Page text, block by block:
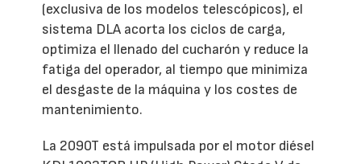
(exclusiva de los modelos telescópicos), el
sistema DLA acorta los ciclos de carga,
optimiza el llenado del cucharón y reduce la
fatiga del operador, al tiempo que minimiza
el desgaste de la máquina y los costes de
mantenimiento.
La 2090T está impulsada por el motor diésel